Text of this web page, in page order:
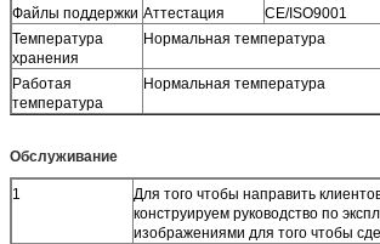
Файлы поддержки Аттестация
CE/ISO9001
Температура
хранения
Нормальная температура
Работая
температура
Нормальная температура
Обслуживание
1
Для того чтобы направить
конструируем руководство по
изображениями для того чтобы